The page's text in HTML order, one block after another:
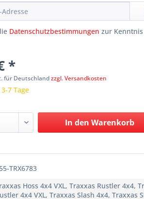
Datenschutzbestimmungen zur Kenntnis
*
für Deutschlandzzgl. Versandkosten
7 Tage
In den Warenkorb
TRX6783
Hoss 4x4 VXL, Traxxas Rustler 4x4,
4x4 VXL, Traxxas Slash 4x4, Traxxas